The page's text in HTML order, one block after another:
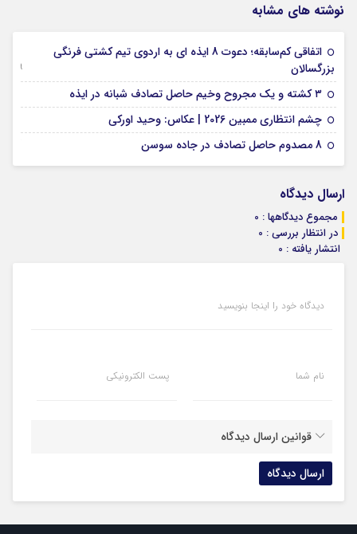
نوشته های مشابه
اتفاقی کم‌سابقه؛ دعوت 8 ایذه ای به اردوی تیم کشتی فرنگی
بزرگسالان
09 جولای 2026
۳ کشته و یک مجروح وخیم حاصل تصادف شبانه در ایذه
چشم انتظاری ممبین 2026 | عکاس: وحید اورکی
8 مصدوم حاصل تصادف در جاده سوسن
ارسال دیدگاه
مجموع دیدگاهها : 0
در انتظار بررسی : 0
انتشار یافته : 0
دیدگاه خود را اینجا بنویسید
نام شما پست الکترونیکی
قوانین ارسال دیدگاه